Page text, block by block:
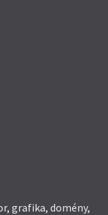
grafika, domény,